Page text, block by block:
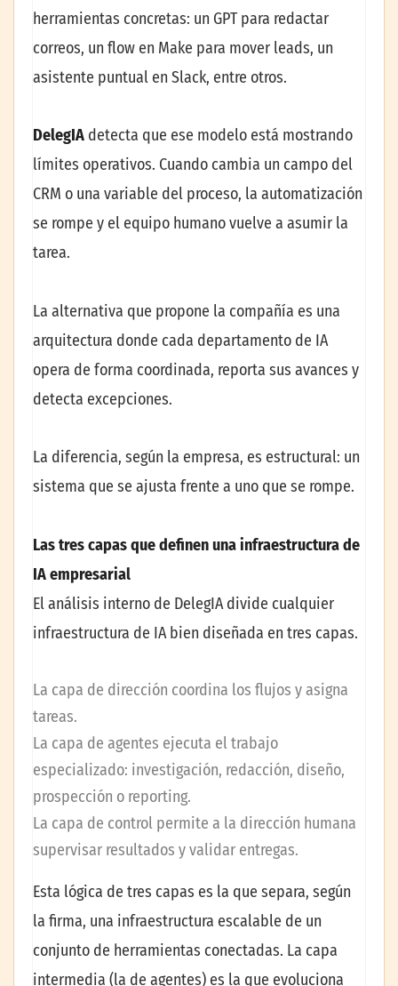
herramientas concretas: un GPT para redactar
correos, un flow en Make para mover leads, un
asistente puntual en Slack, entre otros.
DelegIA detecta que ese modelo está mostrando
límites operativos. Cuando cambia un campo del
CRM o una variable del proceso, la automatización
se rompe y el equipo humano vuelve a asumir la
tarea.
La alternativa que propone la compañía es una
arquitectura donde cada departamento de IA
opera de forma coordinada, reporta sus avances y
detecta excepciones.
La diferencia, según la empresa, es estructural: un
sistema que se ajusta frente a uno que se rompe.
Las tres capas que definen una infraestructura de
IA empresarial
El análisis interno de DelegIA divide cualquier
infraestructura de IA bien diseñada en tres capas.
La capa de dirección coordina los flujos y asigna
tareas.
La capa de agentes ejecuta el trabajo
especializado: investigación, redacción, diseño,
prospección o reporting.
La capa de control permite a la dirección humana
supervisar resultados y validar entregas.
Esta lógica de tres capas es la que separa, según
la firma, una infraestructura escalable de un
conjunto de herramientas conectadas. La capa
intermedia (la de agentes) es la que evoluciona